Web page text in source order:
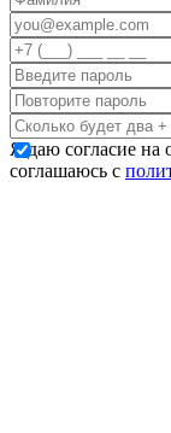
Я даю согласие на
соглашаюсь с